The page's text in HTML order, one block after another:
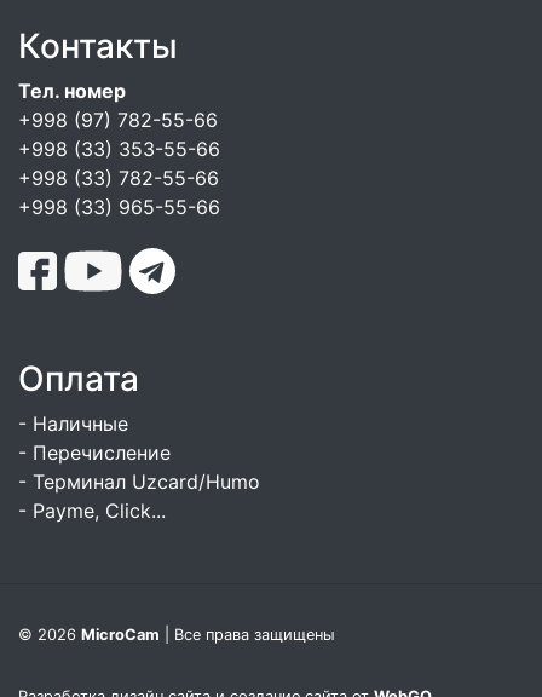
Контакты
Тел. номер
+998 (97) 782-55-66
+998 (33) 353-55-66
+998 (33) 782-55-66
+998 (33) 965-55-66
Оплата
- Наличные
- Перечисление
- Терминал Uzcard/Humo
- Payme, Click...
© 2026 MicroCam | Все права защищены